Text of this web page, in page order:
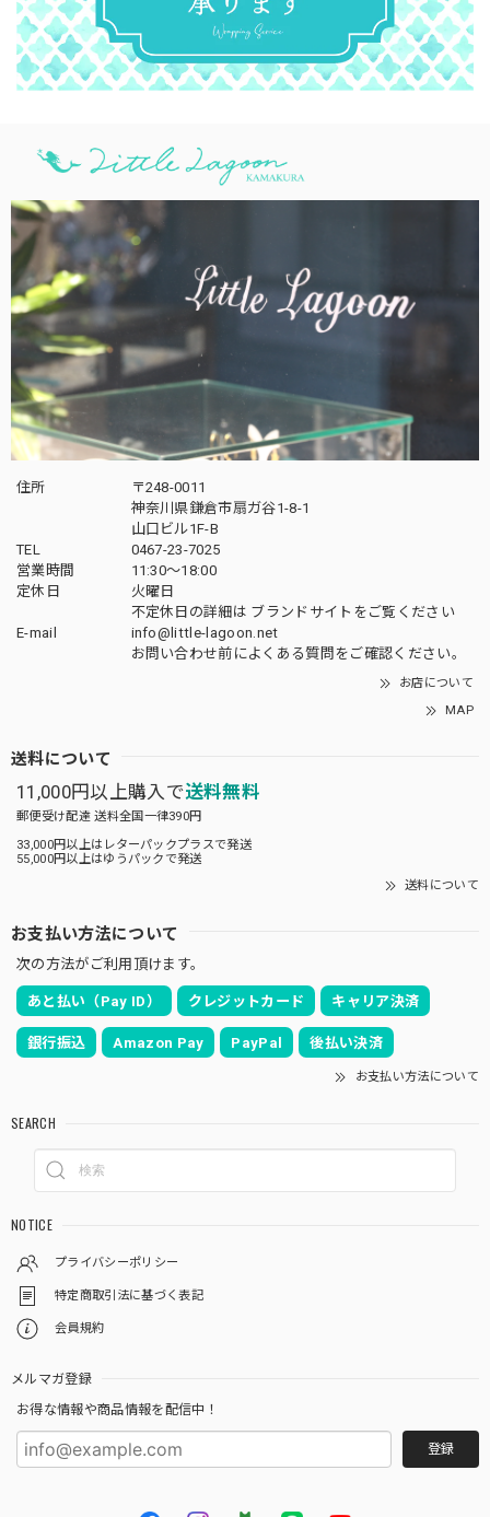
住所
〒248-0011
神奈川県鎌倉市扇ガ谷1-8-1
山口ビル1F-B
TEL
0467-23-7025
営業時間
11:30～18:00
定休日
火曜日
不定休日の詳細は ブランドサイト をご覧ください
E-mail
info@little-lagoon.net
お問い合わせ前によくある質問をご確認ください。
お店について
MAP
送料について
11,000円以上購入で送料無料
郵便受け配達 送料全国一律390円
33,000円以上はレターパックプラスで発送
55,000円以上はゆうパックで発送
送料について
お支払い方法について
次の方法がご利用頂けます。
あと払い（Pay ID） クレジットカード キャリア決済
銀行振込 Amazon Pay PayPal 後払い決済
お支払い方法について
SEARCH
NOTICE
プライバシーポリシー
特定商取引法に基づく表記
会員規約
メルマガ登録
お得な情報や商品情報を配信中！
登録